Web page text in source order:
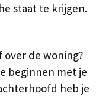
staat te krijgen.
de woning?
beginnen met je
heb je